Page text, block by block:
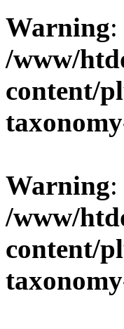
Warning
/www/
content/
Warning
/www/
content/